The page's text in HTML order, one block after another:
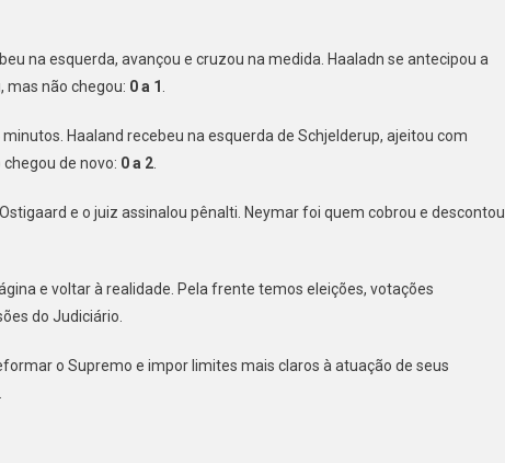
FICA
PARA
na esquerda, avançou e cruzou na medida. Haaladn se antecipou a
mas não chegou: 0 a 1
Haaland recebeu na esquerda de Schjelderup, ajeitou com
de novo: 0 a 2
e o juiz assinalou pênalti. Neymar foi quem cobrou e descontou
e voltar à realidade. Pela frente temos eleições, votações
do Judiciário.
o Supremo e impor limites mais claros à atuação de seus